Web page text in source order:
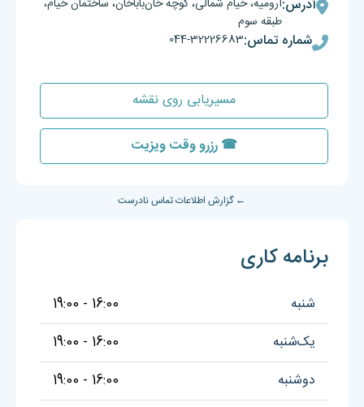
آدرس:ارومیه، خیام شمالی، کوچه خان‌باباخان، ساختمان خیام،
طبقه سوم
شماره تماس:044-32226683
مسیریابی روی نقشه
☎ رزرو وقت ویزیت
← گزارش اطلاعات تماس نادرست
برنامه کاری
شنبه
16:00 - 19:00
یک‌شنبه
16:00 - 19:00
دوشنبه
16:00 - 19:00